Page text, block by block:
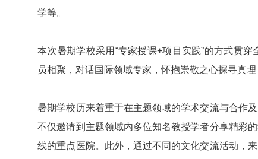
学等。
本次暑期学校采用 “专家授课+项目实践”的方式贯穿
员相聚，对话国际领域专家，怀抱崇敬之心探寻真
暑期学校历来着重于在主题领域的学术交流与合作
不仅邀请到主题领域内多位知名教授学者分享精彩
线的重点医院。此外，通过不同的文化交流活动，